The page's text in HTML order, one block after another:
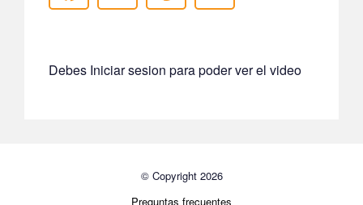
Debes Iniciar sesion para poder ver el video
© Copyright 2026
Preguntas frecuentes